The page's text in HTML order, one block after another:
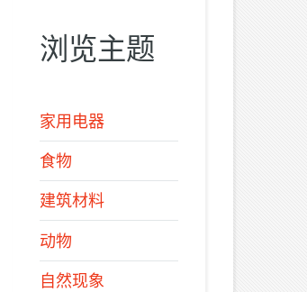
浏览主题
家用电器
食物
建筑材料
动物
自然现象